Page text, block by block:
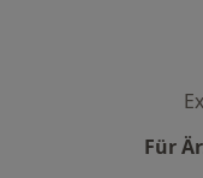
Für